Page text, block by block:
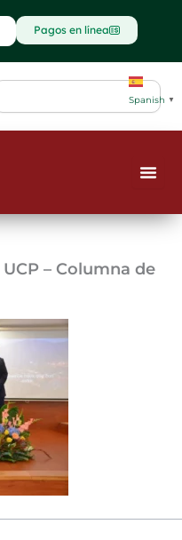
Pagos en línea
Spanish ▼
– Columna de